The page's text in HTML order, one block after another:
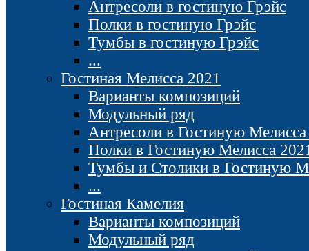
Антресоли в гостиную Грэйс
Полки в гостиную Грэйс
Тумбы в гостиную Грэйс
...
Гостиная Мелисса 2021
Варианты композиций
Модульный ряд
Антресоли в Гостиную
Полки в Гостиную Мелисса
Тумбы и Столики в Гостиную
...
Гостиная Камелия
Варианты композиций
Модульный ряд